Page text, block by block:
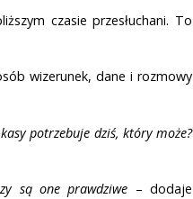
czasie przesłuchani. To
wizerunek, dane i rozmowy
potrzebuje dziś, który może?
są one prawdziwe – dodaje